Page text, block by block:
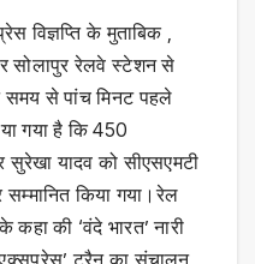
विज्ञप्ति के मुताबिक ,
सोलापुर रेलवे स्टेशन से
समय से पांच मिनट पहले
गया है कि 450
सुरेखा यादव को सीएसएमटी
किया गया।रेल
की ‘वंदे भारत’ नारी